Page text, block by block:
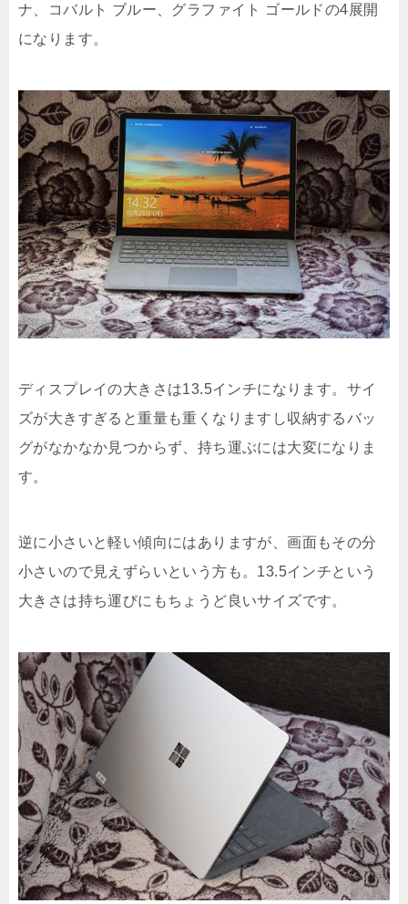
ナ、コバルト ブルー、グラファイト ゴールドの4展開
になります。
ディスプレイの大きさは13.5インチになります。サイ
ズが大きすぎると重量も重くなりますし収納するバッ
グがなかなか見つからず、持ち運ぶには大変になりま
す。
逆に小さいと軽い傾向にはありますが、画面もその分
小さいので見えずらいという方も。13.5インチという
大きさは持ち運びにもちょうど良いサイズです。